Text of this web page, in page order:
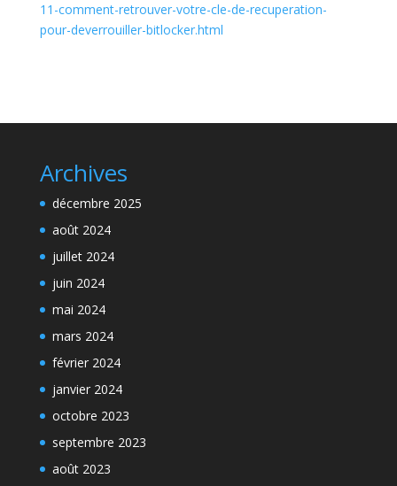
11-comment-retrouver-votre-cle-de-recuperation-
pour-deverrouiller-bitlocker.html
Archives
décembre 2025
août 2024
juillet 2024
juin 2024
mai 2024
mars 2024
février 2024
janvier 2024
octobre 2023
septembre 2023
août 2023